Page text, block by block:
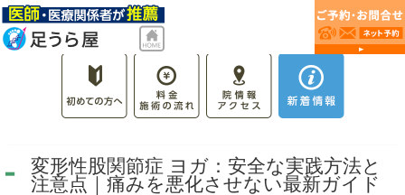
変形性股関節症 ヨガ：安全な実践方法と
注意点｜痛みを悪化させない最新ガイド